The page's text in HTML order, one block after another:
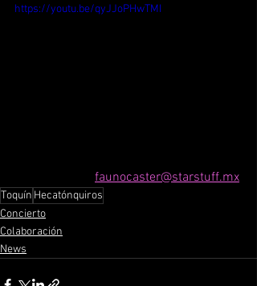
https://youtu.be/qyJJoPHwTMI
faunocaster@starstuff.mx
Toquín Hecatónquiros
Concierto
Colaboración
News